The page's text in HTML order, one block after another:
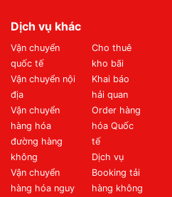
Dịch vụ khác
Vận chuyển
quốc tế
Vận chuyển nội
địa
Vận chuyển
hàng hóa
đường hàng
không
Vận chuyển
hàng hóa nguy
Cho thuê
kho bãi
Khai báo
hải quan
Order hàng
hóa Quốc
tế
Dịch vụ
Booking tải
hàng không